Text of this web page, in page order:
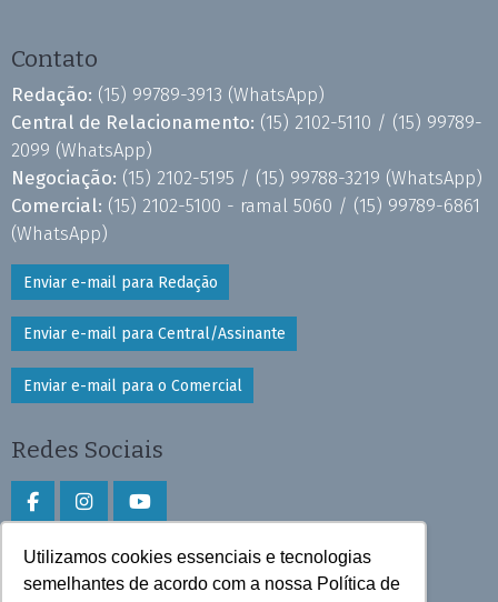
Utilizamos cookies essenciais e tecnologias
semelhantes de acordo com a nossa Política de
Contato
Redação: (15) 99789-3913 (WhatsApp)
Central de Relacionamento: (15) 2102-5110 / (15) 99789-
2099 (WhatsApp)
Negociação: (15) 2102-5195 / (15) 99788-3219 (WhatsApp)
Comercial: (15) 2102-5100 - ramal 5060 / (15) 99789-6861
(WhatsApp)
Enviar e-mail para Redação
Enviar e-mail para Central/Assinante
Enviar e-mail para o Comercial
Redes Sociais
Faça download do aplicativo